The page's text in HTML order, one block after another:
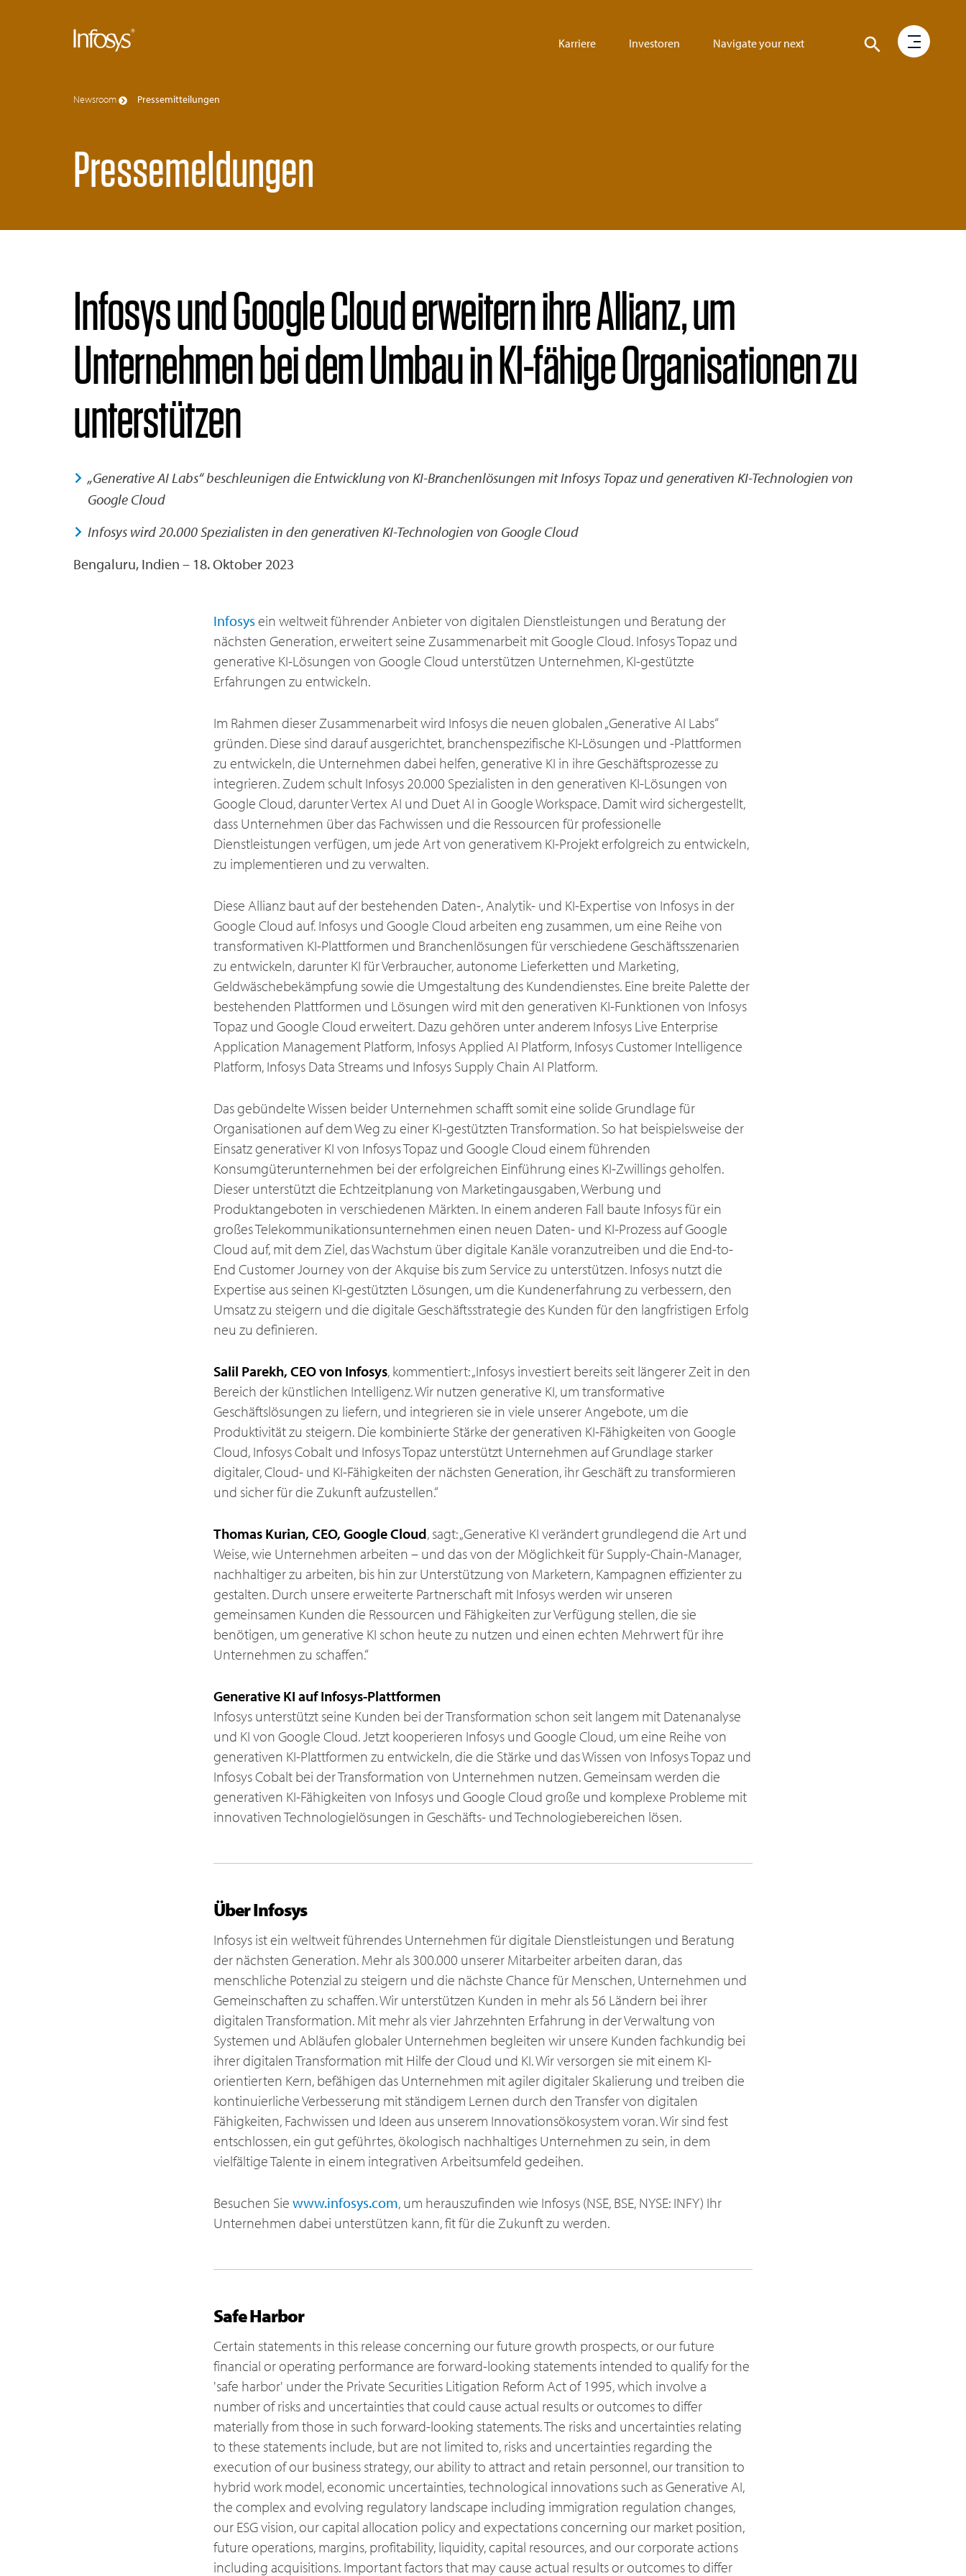
Karriere Investoren Navigate your next
Newsroom Pressemitteilungen
Pressemeldungen
Infosys und Google Cloud erweitern ihre Allianz, um
Unternehmen bei dem Umbau in KI-fähige Organisationen zu
unterstützen
„Generative AI Labs“ beschleunigen die Entwicklung von KI-Branchenlösungen mit Infosys Topaz und generativen KI-Technologien von
Google Cloud
Infosys wird 20.000 Spezialisten in den generativen KI-Technologien von Google Cloud
Bengaluru, Indien – 18. Oktober 2023
Infosys ein weltweit führender Anbieter von digitalen Dienstleistungen und Beratung der
nächsten Generation, erweitert seine Zusammenarbeit mit Google Cloud. Infosys Topaz und
generative KI-Lösungen von Google Cloud unterstützen Unternehmen, KI-gestützte
Erfahrungen zu entwickeln.
Im Rahmen dieser Zusammenarbeit wird Infosys die neuen globalen „Generative AI Labs“
gründen. Diese sind darauf ausgerichtet, branchenspezifische KI-Lösungen und -Plattformen
zu entwickeln, die Unternehmen dabei helfen, generative KI in ihre Geschäftsprozesse zu
integrieren. Zudem schult Infosys 20.000 Spezialisten in den generativen KI-Lösungen von
Google Cloud, darunter Vertex AI und Duet AI in Google Workspace. Damit wird sichergestellt,
dass Unternehmen über das Fachwissen und die Ressourcen für professionelle
Dienstleistungen verfügen, um jede Art von generativem KI-Projekt erfolgreich zu entwickeln,
zu implementieren und zu verwalten.
Diese Allianz baut auf der bestehenden Daten-, Analytik- und KI-Expertise von Infosys in der
Google Cloud auf. Infosys und Google Cloud arbeiten eng zusammen, um eine Reihe von
transformativen KI-Plattformen und Branchenlösungen für verschiedene Geschäftsszenarien
zu entwickeln, darunter KI für Verbraucher, autonome Lieferketten und Marketing,
Geldwäschebekämpfung sowie die Umgestaltung des Kundendienstes. Eine breite Palette der
bestehenden Plattformen und Lösungen wird mit den generativen KI-Funktionen von Infosys
Topaz und Google Cloud erweitert. Dazu gehören unter anderem Infosys Live Enterprise
Application Management Platform, Infosys Applied AI Platform, Infosys Customer Intelligence
Platform, Infosys Data Streams und Infosys Supply Chain AI Platform.
Das gebündelte Wissen beider Unternehmen schafft somit eine solide Grundlage für
Organisationen auf dem Weg zu einer KI-gestützten Transformation. So hat beispielsweise der
Einsatz generativer KI von Infosys Topaz und Google Cloud einem führenden
Konsumgüterunternehmen bei der erfolgreichen Einführung eines KI-Zwillings geholfen.
Dieser unterstützt die Echtzeitplanung von Marketingausgaben, Werbung und
Produktangeboten in verschiedenen Märkten. In einem anderen Fall baute Infosys für ein
großes Telekommunikationsunternehmen einen neuen Daten- und KI-Prozess auf Google
Cloud auf, mit dem Ziel, das Wachstum über digitale Kanäle voranzutreiben und die End-to-
End Customer Journey von der Akquise bis zum Service zu unterstützen. Infosys nutzt die
Expertise aus seinen KI-gestützten Lösungen, um die Kundenerfahrung zu verbessern, den
Umsatz zu steigern und die digitale Geschäftsstrategie des Kunden für den langfristigen Erfolg
neu zu definieren.
Salil Parekh, CEO von Infosys, kommentiert: „Infosys investiert bereits seit längerer Zeit in den
Bereich der künstlichen Intelligenz. Wir nutzen generative KI, um transformative
Geschäftslösungen zu liefern, und integrieren sie in viele unserer Angebote, um die
Produktivität zu steigern. Die kombinierte Stärke der generativen KI-Fähigkeiten von Google
Cloud, Infosys Cobalt und Infosys Topaz unterstützt Unternehmen auf Grundlage starker
digitaler, Cloud- und KI-Fähigkeiten der nächsten Generation, ihr Geschäft zu transformieren
und sicher für die Zukunft aufzustellen.“
Thomas Kurian, CEO, Google Cloud, sagt: „Generative KI verändert grundlegend die Art und
Weise, wie Unternehmen arbeiten – und das von der Möglichkeit für Supply-Chain-Manager,
nachhaltiger zu arbeiten, bis hin zur Unterstützung von Marketern, Kampagnen effizienter zu
gestalten. Durch unsere erweiterte Partnerschaft mit Infosys werden wir unseren
gemeinsamen Kunden die Ressourcen und Fähigkeiten zur Verfügung stellen, die sie
benötigen, um generative KI schon heute zu nutzen und einen echten Mehrwert für ihre
Unternehmen zu schaffen.“
Generative KI auf Infosys-Plattformen
Infosys unterstützt seine Kunden bei der Transformation schon seit langem mit Datenanalyse
und KI von Google Cloud. Jetzt kooperieren Infosys und Google Cloud, um eine Reihe von
generativen KI-Plattformen zu entwickeln, die die Stärke und das Wissen von Infosys Topaz und
Infosys Cobalt bei der Transformation von Unternehmen nutzen. Gemeinsam werden die
generativen KI-Fähigkeiten von Infosys und Google Cloud große und komplexe Probleme mit
innovativen Technologielösungen in Geschäfts- und Technologiebereichen lösen.
Über Infosys
Infosys ist ein weltweit führendes Unternehmen für digitale Dienstleistungen und Beratung
der nächsten Generation. Mehr als 300.000 unserer Mitarbeiter arbeiten daran, das
menschliche Potenzial zu steigern und die nächste Chance für Menschen, Unternehmen und
Gemeinschaften zu schaffen. Wir unterstützen Kunden in mehr als 56 Ländern bei ihrer
digitalen Transformation. Mit mehr als vier Jahrzehnten Erfahrung in der Verwaltung von
Systemen und Abläufen globaler Unternehmen begleiten wir unsere Kunden fachkundig bei
ihrer digitalen Transformation mit Hilfe der Cloud und KI. Wir versorgen sie mit einem KI-
orientierten Kern, befähigen das Unternehmen mit agiler digitaler Skalierung und treiben die
kontinuierliche Verbesserung mit ständigem Lernen durch den Transfer von digitalen
Fähigkeiten, Fachwissen und Ideen aus unserem Innovationsökosystem voran. Wir sind fest
entschlossen, ein gut geführtes, ökologisch nachhaltiges Unternehmen zu sein, in dem
vielfältige Talente in einem integrativen Arbeitsumfeld gedeihen.
Besuchen Sie www.infosys.com, um herauszufinden wie Infosys (NSE, BSE, NYSE: INFY) Ihr
Unternehmen dabei unterstützen kann, fit für die Zukunft zu werden.
Safe Harbor
Certain statements in this release concerning our future growth prospects, or our future
financial or operating performance are forward-looking statements intended to qualify for the
'safe harbor' under the Private Securities Litigation Reform Act of 1995, which involve a
number of risks and uncertainties that could cause actual results or outcomes to differ
materially from those in such forward-looking statements. The risks and uncertainties relating
to these statements include, but are not limited to, risks and uncertainties regarding the
execution of our business strategy, our ability to attract and retain personnel, our transition to
hybrid work model, economic uncertainties, technological innovations such as Generative AI,
the complex and evolving regulatory landscape including immigration regulation changes,
our ESG vision, our capital allocation policy and expectations concerning our market position,
future operations, margins, profitability, liquidity, capital resources, and our corporate actions
including acquisitions. Important factors that may cause actual results or outcomes to differ